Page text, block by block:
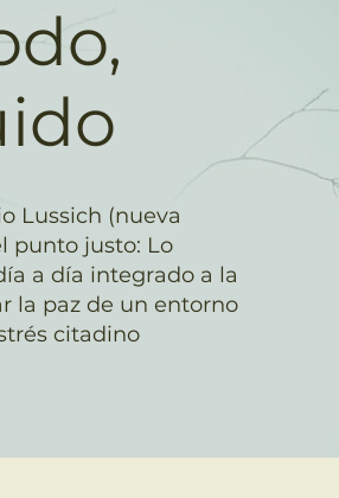
Lussich (nueva
punto justo: Lo
a día integrado a la
la paz de un entorno
citadino